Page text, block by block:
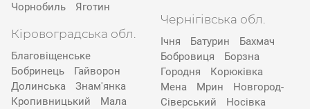
Чорнобиль
Яготин
Кіровоградська обл.
Благовіщенське
Бобринець
Гайворон
Долинська
Знам'янка
Кропивницький
Мала
Чернігівська обл.
Ічня Батурин
Бахмач
Бобровиця
Борзна
Городня
Корюківка
Мена
Мрин
Новгород-
Сіверський
Носівка